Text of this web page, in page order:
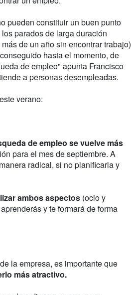
pueden constituir un buen punto
parados de larga duración
de un año sin encontrar trabajo)
hasta el momento, de
de empleo" apunta Francisco
a personas desempleadas.
verano:
de empleo se vuelve más
para el mes de septiembre. A
radical, si no planificarla y
ambos aspectos (ocio y
y te formará de forma
la empresa, es importante que
más atractivo.